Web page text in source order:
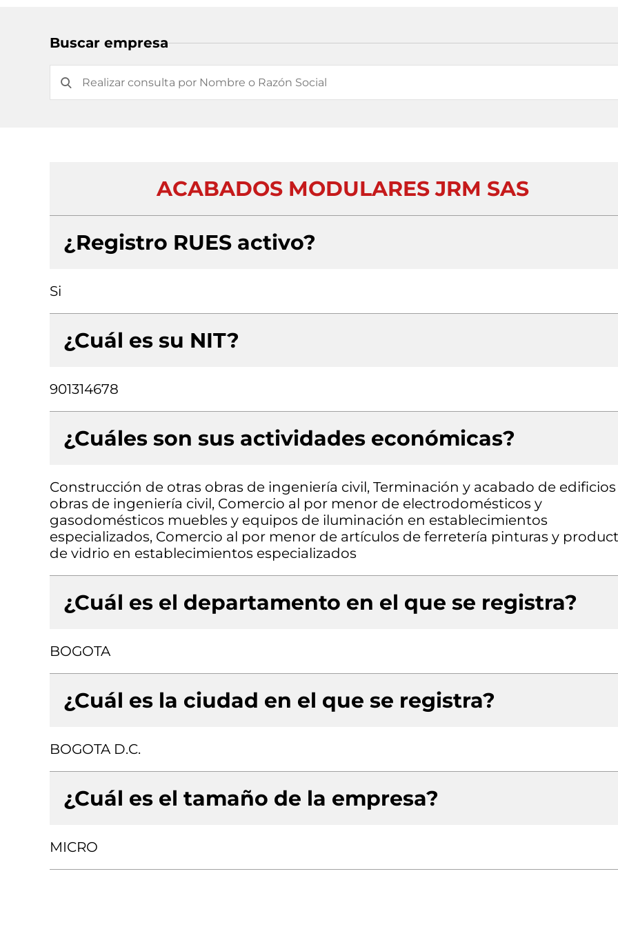
Buscar empresa
ACABADOS MODULARES JRM SAS
¿Registro RUES activo?
Si
¿Cuál es su NIT?
901314678
¿Cuáles son sus actividades económicas?
Construcción de otras obras de ingeniería civil, Terminación y acabado de edificios
obras de ingeniería civil, Comercio al por menor de electrodomésticos y
gasodomésticos muebles y equipos de iluminación en establecimientos
especializados, Comercio al por menor de artículos de ferretería pinturas y
de vidrio en establecimientos especializados
¿Cuál es el departamento en el que se registra?
BOGOTA
¿Cuál es la ciudad en el que se registra?
BOGOTA D.C.
¿Cuál es el tamaño de la empresa?
MICRO